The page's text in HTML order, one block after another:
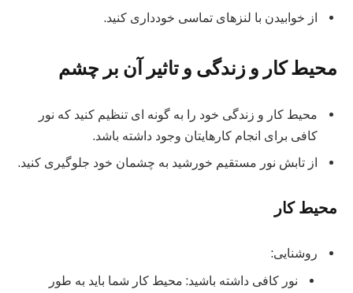
از خوابیدن با لنزهای تماسی خودداری کنید.
محیط کار و زندگی و تاثیر آن بر چشم
محیط کار و زندگی خود را به گونه ای تنظیم کنید که نور
کافی برای انجام کارهایتان وجود داشته باشد.
از تابش نور مستقیم خورشید به چشمان خود جلوگیری کنید.
محیط کار
روشنایی:
نور کافی داشته باشید: محیط کار شما باید به طور